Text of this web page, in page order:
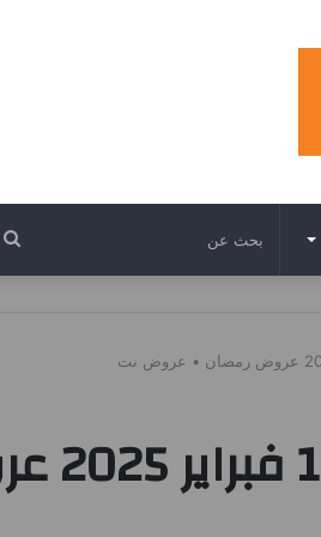
عروض المزرعة